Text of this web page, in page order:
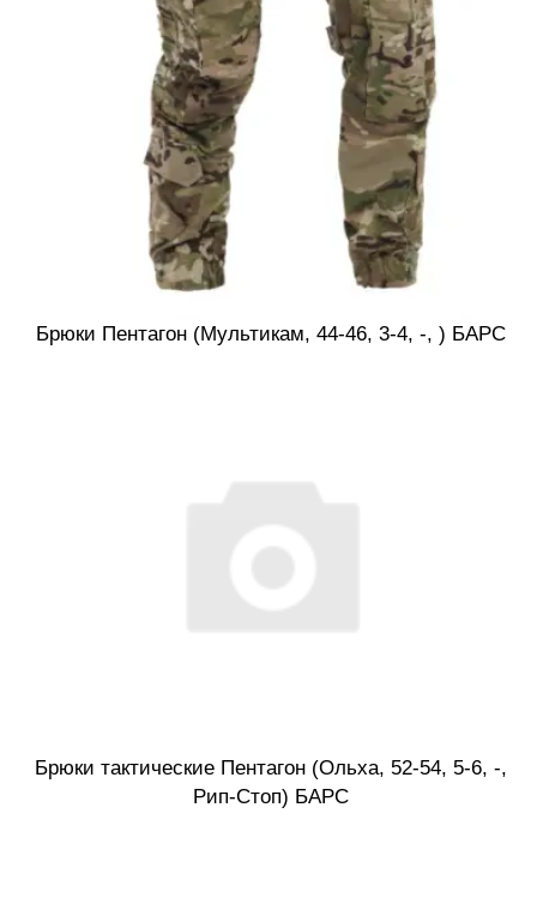
Брюки Пентагон (Мультикам, 44-46, 3-4, -, ) БАРС
Брюки тактические Пентагон (Ольха, 52-54, 5-6, -,
Рип-Стоп) БАРС